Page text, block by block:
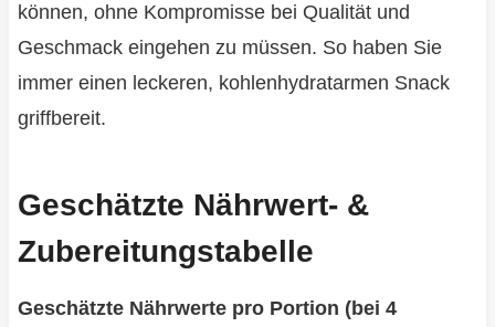
können, ohne Kompromisse bei Qualität und
Geschmack eingehen zu müssen. So haben Sie
immer einen leckeren, kohlenhydratarmen Snack
griffbereit.
Geschätzte Nährwert- &
Zubereitungstabelle
Geschätzte Nährwerte pro Portion (bei 4